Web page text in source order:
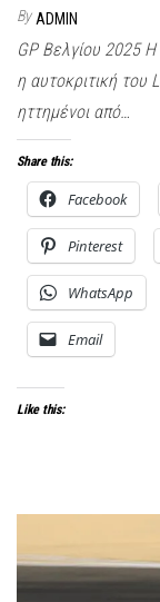
By ADMIN
GP Βελγίου 2025
η αυτοκριτική
ηττημένοι από…
Share this:
Facebook
Pinterest
WhatsApp
Email
Like this: